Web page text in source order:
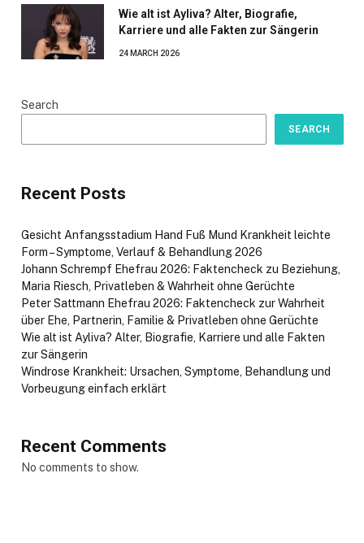
Wie alt ist Ayliva? Alter, Biografie,
Karriere und alle Fakten zur Sängerin
24 MARCH 2026
Search
SEARCH
Recent Posts
Gesicht Anfangsstadium Hand Fuß Mund Krankheit leichte
Form – Symptome, Verlauf & Behandlung 2026
Johann Schrempf Ehefrau 2026: Faktencheck zu Beziehung,
Maria Riesch, Privatleben & Wahrheit ohne Gerüchte
Peter Sattmann Ehefrau 2026: Faktencheck zur Wahrheit
über Ehe, Partnerin, Familie & Privatleben ohne Gerüchte
Wie alt ist Ayliva? Alter, Biografie, Karriere und alle Fakten
zur Sängerin
Windrose Krankheit: Ursachen, Symptome, Behandlung und
Vorbeugung einfach erklärt
Recent Comments
No comments to show.